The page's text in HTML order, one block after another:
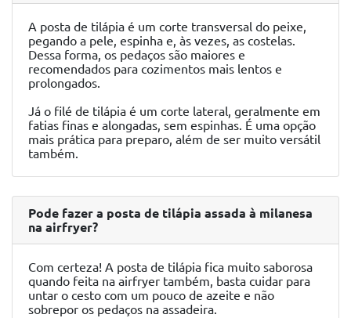
A posta de tilápia é um corte transversal do peixe,
pegando a pele, espinha e, às vezes, as costelas.
Dessa forma, os pedaços são maiores e
recomendados para cozimentos mais lentos e
prolongados.
Já o filé de tilápia é um corte lateral, geralmente em
fatias finas e alongadas, sem espinhas. É uma opção
mais prática para preparo, além de ser muito versátil
também.
Pode fazer a posta de tilápia assada à milanesa
na airfryer?
Com certeza! A posta de tilápia fica muito saborosa
quando feita na airfryer também, basta cuidar para
untar o cesto com um pouco de azeite e não
sobrepor os pedaços na assadeira.